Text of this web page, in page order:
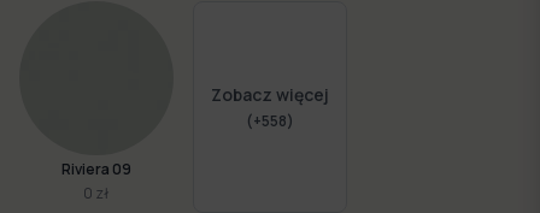
Riviera 09
0 zł
Zobacz więcej
(+558)